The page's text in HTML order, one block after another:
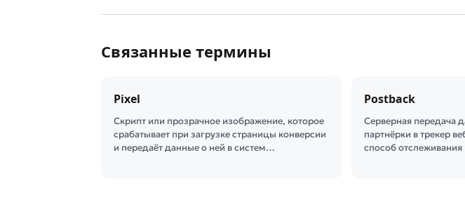
Связанные термины
Pixel
Скрипт или прозрачное изображение, которое
срабатывает при загрузке страницы конверсии
и передаёт данные о ней в систем…
Postback
Серверная передача
партнёрки в трекер
способ